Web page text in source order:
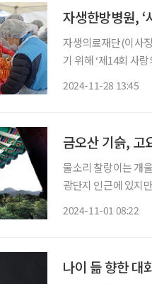
자생한방병원, ‘
자생의료재단(이사
기 위해 ‘제14회 사랑의 김장김
2024-11-28 13:45
금오산 기슭,
물소리 찰랑이는 개
광단지 인근에 있지
2024-11-01 08:22
나이 듦 향한 대